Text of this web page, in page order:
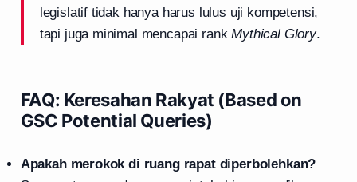
legislatif tidak hanya harus lulus uji kompetensi,
tapi juga minimal mencapai rankMythical Glory.
FAQ: Keresahan Rakyat (Based on
GSC Potential Queries)
Apakah merokok di ruang rapat diperbolehkan?